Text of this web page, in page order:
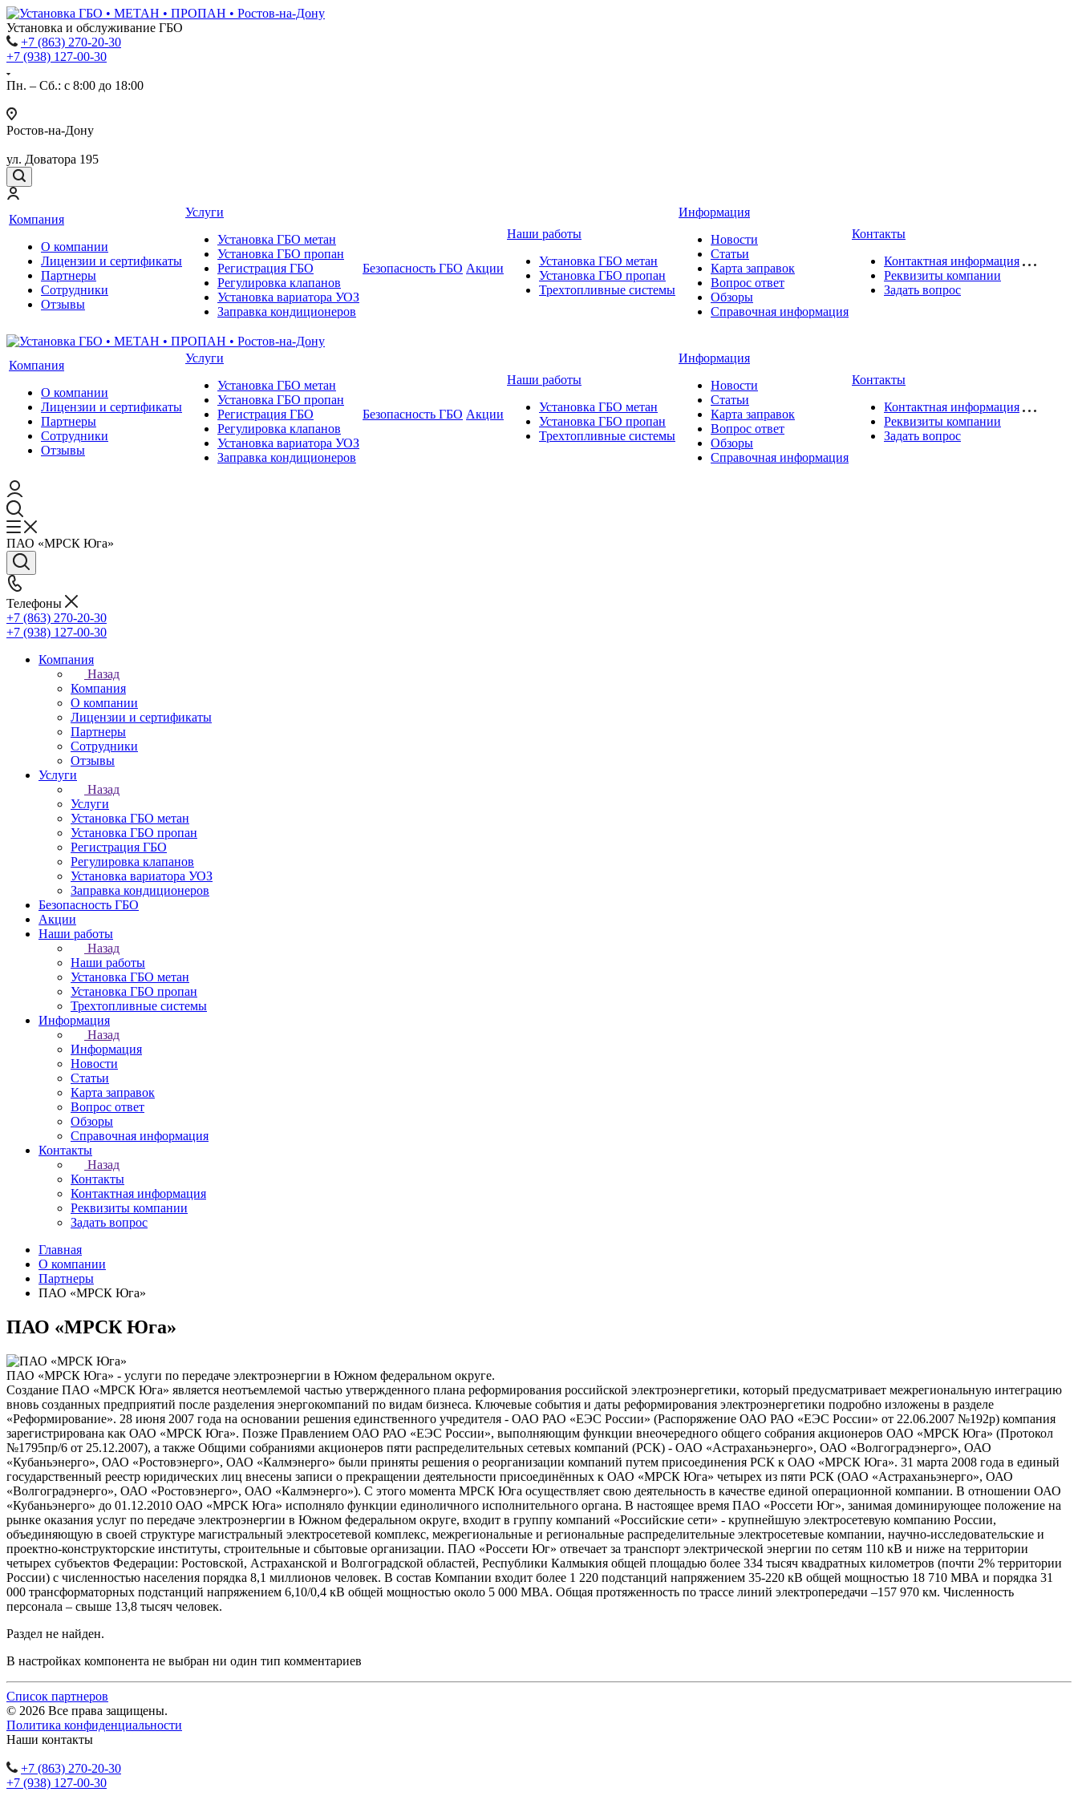
Установка и обслуживание ГБО
+7 (863) 270-20-30
+7 (938) 127-00-30
Пн. – Сб.: с 8:00 до 18:00
Ростов-на-Дону
ул. Доватора 195
Компания
О компании
Лицензии и сертификаты
Партнеры
Сотрудники
Отзывы
Услуги
Установка ГБО метан
Установка ГБО пропан
Регистрация ГБО
Регулировка клапанов
Установка вариатора УОЗ
Заправка кондиционеров
Безопасность ГБО Акции
Наши работы
Установка ГБО метан
Установка ГБО пропан
Трехтопливные системы
Информация
Новости
Статьи
Карта заправок
Вопрос ответ
Обзоры
Справочная информация
Контакты
Контактная информация
Реквизиты компании
Задать вопрос
Компания
О компании
Лицензии и сертификаты
Партнеры
Сотрудники
Отзывы
Услуги
Установка ГБО метан
Установка ГБО пропан
Регистрация ГБО
Регулировка клапанов
Установка вариатора УОЗ
Заправка кондиционеров
Безопасность ГБО Акции
Наши работы
Установка ГБО метан
Установка ГБО пропан
Трехтопливные системы
Информация
Новости
Статьи
Карта заправок
Вопрос ответ
Обзоры
Справочная информация
Контакты
Контактная информация
Реквизиты компании
Задать вопрос
ПАО «МРСК Юга»
Телефоны
+7 (863) 270-20-30
+7 (938) 127-00-30
Компания
Назад
Компания
О компании
Лицензии и сертификаты
Партнеры
Сотрудники
Отзывы
Услуги
Назад
Услуги
Установка ГБО метан
Установка ГБО пропан
Регистрация ГБО
Регулировка клапанов
Установка вариатора УОЗ
Заправка кондиционеров
Безопасность ГБО
Акции
Наши работы
Назад
Наши работы
Установка ГБО метан
Установка ГБО пропан
Трехтопливные системы
Информация
Назад
Информация
Новости
Статьи
Карта заправок
Вопрос ответ
Обзоры
Справочная информация
Контакты
Назад
Контакты
Контактная информация
Реквизиты компании
Задать вопрос
Главная
О компании
Партнеры
ПАО «МРСК Юга»
ПАО «МРСК Юга»
ПАО «МРСК Юга» - услуги по передаче электроэнергии в Южном федеральном округе.
Создание ПАО «МРСК Юга» является неотъемлемой частью утвержденного плана реформирования российской электроэнергетики, который предусматривает межрегиональную интеграцию
вновь созданных предприятий после разделения энергокомпаний по видам бизнеса. Ключевые события и даты реформирования электроэнергетики подробно изложены в разделе
«Реформирование». 28 июня 2007 года на основании решения единственного учредителя - ОАО РАО «ЕЭС России» (Распоряжение ОАО РАО «ЕЭС России» от 22.06.2007 №192р) компания
зарегистрирована как ОАО «МРСК Юга». Позже Правлением ОАО РАО «ЕЭС России», выполняющим функции внеочередного общего собрания акционеров ОАО «МРСК Юга» (Протокол
№1795пр/6 от 25.12.2007), а также Общими собраниями акционеров пяти распределительных сетевых компаний (РСК) - ОАО «Астраханьэнерго», ОАО «Волгоградэнерго», ОАО
«Кубаньэнерго», ОАО «Ростовэнерго», ОАО «Калмэнерго» были приняты решения о реорганизации компаний путем присоединения РСК к ОАО «МРСК Юга». 31 марта 2008 года в единый
государственный реестр юридических лиц внесены записи о прекращении деятельности присоединённых к ОАО «МРСК Юга» четырех из пяти РСК (ОАО «Астраханьэнерго», ОАО
«Волгоградэнерго», ОАО «Ростовэнерго», ОАО «Калмэнерго»). С этого момента МРСК Юга осуществляет свою деятельность в качестве единой операционной компании. В отношении ОАО
«Кубаньэнерго» до 01.12.2010 ОАО «МРСК Юга» исполняло функции единоличного исполнительного органа. В настоящее время ПАО «Россети Юг», занимая доминирующее положение на
рынке оказания услуг по передаче электроэнергии в Южном федеральном округе, входит в группу компаний «Российские сети» - крупнейшую электросетевую компанию России,
объединяющую в своей структуре магистральный электросетевой комплекс, межрегиональные и региональные распределительные электросетевые компании, научно-исследовательские и
проектно-конструкторские институты, строительные и сбытовые организации. ПАО «Россети Юг» отвечает за транспорт электрической энергии по сетям 110 кВ и ниже на территории
четырех субъектов Федерации: Ростовской, Астраханской и Волгоградской областей, Республики Калмыкия общей площадью более 334 тысяч квадратных километров (почти 2% территории
России) с численностью населения порядка 8,1 миллионов человек. В состав Компании входит более 1 220 подстанций напряжением 35-220 кВ общей мощностью 18 710 МВА и порядка 31
000 трансформаторных подстанций напряжением 6,10/0,4 кВ общей мощностью около 5 000 МВА. Общая протяженность по трассе линий электропередачи –157 970 км. Численность
персонала – свыше 13,8 тысяч человек.
Раздел не найден.
В настройках компонента не выбран ни один тип комментариев
Список партнеров
© 2026 Все права защищены.
Политика конфиденциальности
Наши контакты
+7 (863) 270-20-30
+7 (938) 127-00-30